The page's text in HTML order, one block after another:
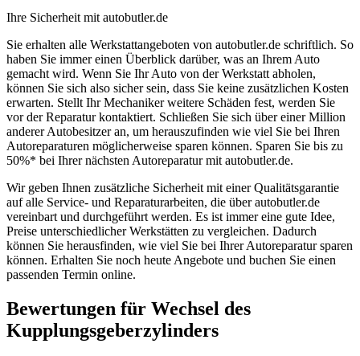
Ihre Sicherheit mit autobutler.de
Sie erhalten alle Werkstattangeboten von autobutler.de schriftlich. So
haben Sie immer einen Überblick darüber, was an Ihrem Auto
gemacht wird. Wenn Sie Ihr Auto von der Werkstatt abholen,
können Sie sich also sicher sein, dass Sie keine zusätzlichen Kosten
erwarten. Stellt Ihr Mechaniker weitere Schäden fest, werden Sie
vor der Reparatur kontaktiert. Schließen Sie sich über einer Million
anderer Autobesitzer an, um herauszufinden wie viel Sie bei Ihren
Autoreparaturen möglicherweise sparen können. Sparen Sie bis zu
50%* bei Ihrer nächsten Autoreparatur mit autobutler.de.
Wir geben Ihnen zusätzliche Sicherheit mit einer Qualitätsgarantie
auf alle Service- und Reparaturarbeiten, die über autobutler.de
vereinbart und durchgeführt werden. Es ist immer eine gute Idee,
Preise unterschiedlicher Werkstätten zu vergleichen. Dadurch
können Sie herausfinden, wie viel Sie bei Ihrer Autoreparatur sparen
können. Erhalten Sie noch heute Angebote und buchen Sie einen
passenden Termin online.
Bewertungen für Wechsel des
Kupplungsgeberzylinders